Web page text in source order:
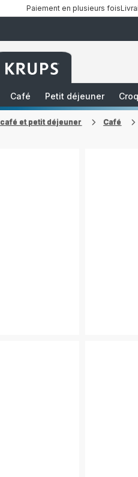
Paiement en plusieurs fois
Accueil
Café Petit déjeuner
et petit déjeuner Café